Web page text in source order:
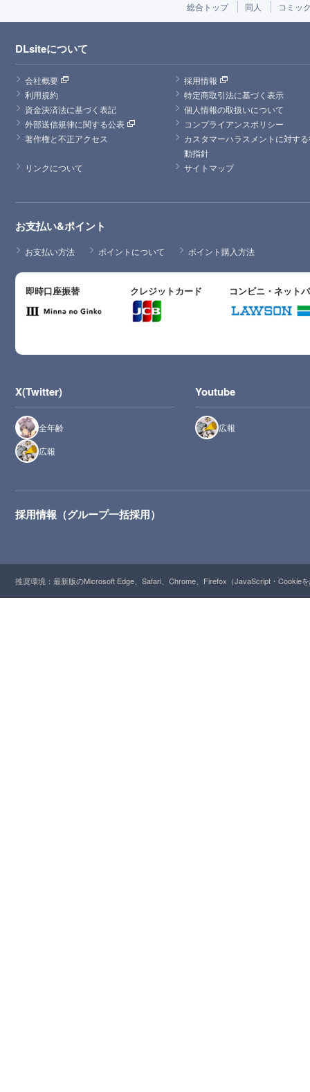
総合トップ 同人 コミッ
DLsiteについて
会社概要
採用情報
利用規約
特定商取引法に基づく表示
資金決済法に基づく表記
個人情報の取扱いについて
外部送信規律に関する公表
コンプライアンスポリシー
著作権と不正アクセス
カスタマーハラスメントに対す
動指針
リンクについて
サイトマップ
お支払い&ポイント
お支払い方法 ポイントについて ポイント購入方法
即時口座振替 クレジットカード コンビニ・ネット
X(Twitter)
全年齢
広報
Youtube
広報
採用情報（グループ一括採用）
推奨環境：最新版のMicrosoft Edge、Safari、Chrome、Firefox（JavaScript・Cookie